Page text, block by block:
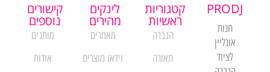
PRODJ
חנות
אונליין
לציוד
קטגוריות
ראשיות
הגברה
תאורה
לינקים
מהירים
מאמרים
וידאו מוצרים
קישורים
נוספים
מותגים
אודות